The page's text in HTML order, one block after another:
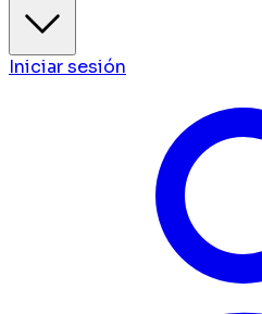
Iniciar sesión